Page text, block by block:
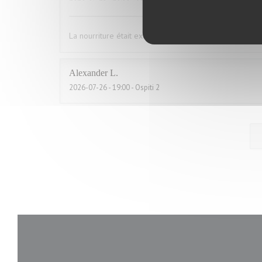
La nourriture était excises mes convives se sont
Alexander L
2026-07-26- 19:00 - Ospiti 2